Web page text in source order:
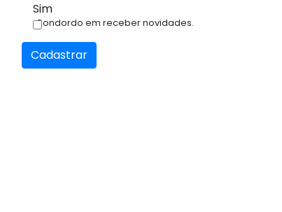
Sim
Condordo em receber novidades.
Cadastrar